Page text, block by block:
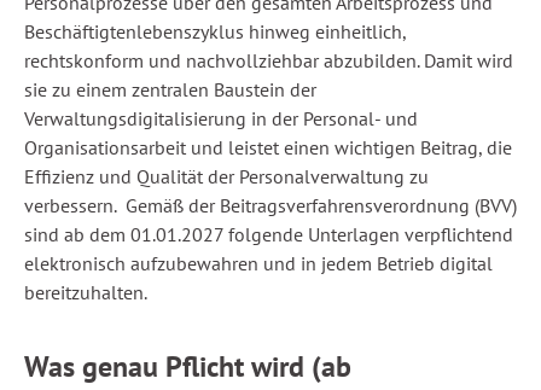
Beschäftigtenlebenszyklus hinweg einheitlich,
rechtskonform und nachvollziehbar abzubilden. Damit wird
sie zu einem zentralen Baustein der
Verwaltungsdigitalisierung in der Personal- und
Organisationsarbeit und leistet einen wichtigen Beitrag, die
Effizienz und Qualität der Personalverwaltung zu
verbessern. Gemäß der Beitragsverfahrensverordnung (BVV)
sind ab dem 01.01.2027 folgende Unterlagen verpflichtend
elektronisch aufzubewahren und in jedem Betrieb digital
bereitzuhalten.
Was genau Pflicht wird (ab